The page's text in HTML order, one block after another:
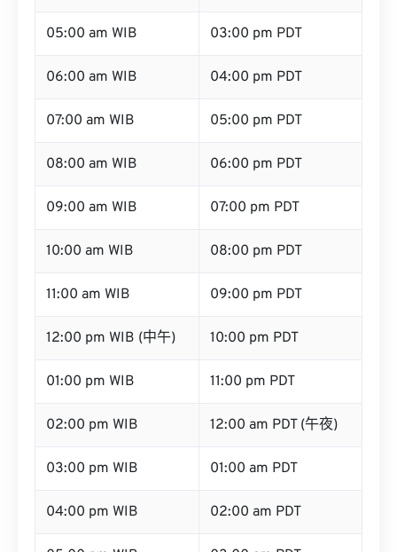
05:00 am WIB 03:00 pm PDT
06:00 am WIB 04:00 pm PDT
07:00 am WIB 05:00 pm PDT
08:00 am WIB 06:00 pm PDT
09:00 am WIB 07:00 pm PDT
10:00 am WIB 08:00 pm PDT
11:00 am WIB 09:00 pm PDT
12:00 pm WIB (中午) 10:00 pm PDT
01:00 pm WIB 11:00 pm PDT
02:00 pm WIB 12:00 am PDT (午夜)
03:00 pm WIB 01:00 am PDT
04:00 pm WIB 02:00 am PDT